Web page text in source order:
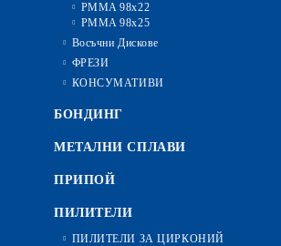
PMMA 98x22
PMMA 98x25
Восъчни Дискове
ФРЕЗИ
КОНСУМАТИВИ
БОНДИНГ
МЕТАЛНИ СПЛАВИ
ПРИПОЙ
ПИЛИТЕЛИ
ПИЛИТЕЛИ ЗА ЦИРКОНИЙ